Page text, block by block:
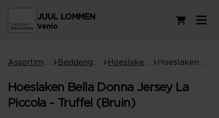
JUUL LOMMEN
Venlo
Hoeslaken Bella Donna Jersey La
Piccola - Truffel (Bruin)